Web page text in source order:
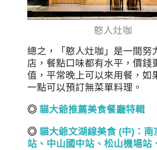
憨人灶咖
總之，「憨人灶咖」是一間努
店，餐點口味都有水平，價錢
值，平常晚上可以來用餐，如
一點可以預訂無菜單料理。
◎ 貓大爺推薦美食餐廳特輯
◎ 貓大爺文湖線美食 (中) ：
站、中山國中站、松山機場站